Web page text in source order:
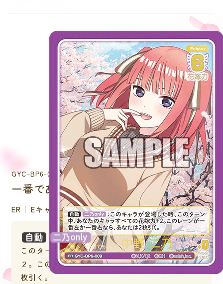
GYC-BP6-009
一番である自信 中野 二乃
ER Eキャラクター
：このキャラが登場した時、
このターン中、あなたのキャラすべての花嫁力＋
２。このレーンが一番左か一番右なら、あなたは２
枚引く。